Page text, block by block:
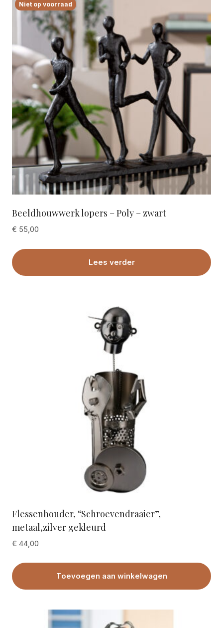
Niet op voorraad
Beeldhouwwerk lopers – Poly – zwart
€ 55,00
Lees verder
Flessenhouder, “Schroevendraaier”,
metaal,zilver gekleurd
€ 44,00
Toevoegen aan winkelwagen